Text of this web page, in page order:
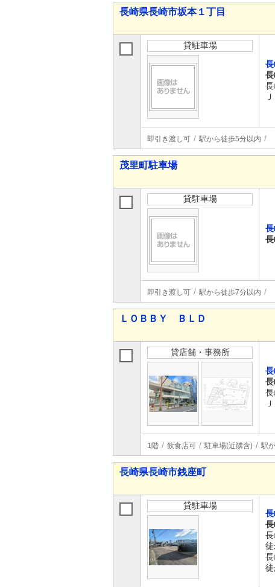
長崎県長崎市坂本１丁目
貸駐車場
即引き渡し可 駅から徒歩5分以内
茂里町駐車場
貸駐車場
即引き渡し可 駅から徒歩7分以内
ＬＯＢＢＹ ＢＬＤ
貸店舗・事務所
1階 飲食店可 駐車場(近隣含) 駅
長崎県長崎市銭座町
貸駐車場